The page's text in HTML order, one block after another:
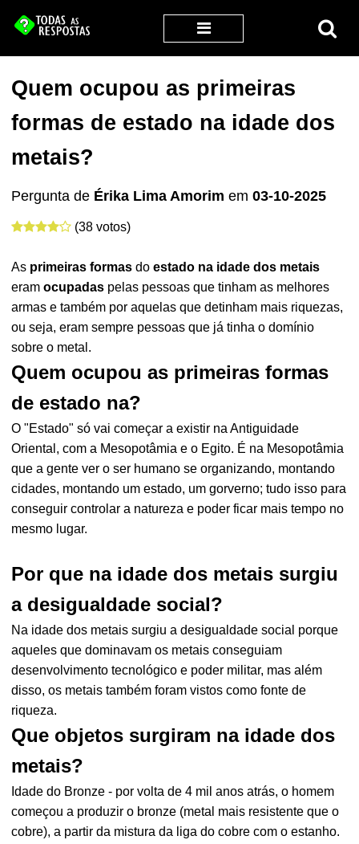
Quem ocupou as primeiras
formas de estado na idade dos
metais?
Pergunta de Érika Lima Amorim em03-10-2025
(38 votos)
As primeiras formas doestado na idade dos metais
eramocupadas pelas pessoas que tinham as melhores
armas e também por aquelas que detinham mais riquezas,
ou seja, eram sempre pessoas que já tinha o domínio
sobre o metal.
Quem ocupou as primeiras formas
de estado na?
O "Estado" só vai começar a existir na Antiguidade
Oriental, com a Mesopotâmia e o Egito. É na Mesopotâmia
que a gente ver o ser humano se organizando, montando
cidades, montando um estado, um gorverno; tudo isso para
conseguir controlar a natureza e poder ficar mais tempo no
mesmo lugar.
Por que na idade dos metais surgiu
a desigualdade social?
Na idade dos metais surgiu a desigualdade social porque
aqueles que dominavam os metais conseguiam
desenvolvimento tecnológico e poder militar, mas além
disso, os metais também foram vistos como fonte de
riqueza.
Que objetos surgiram na idade dos
metais?
Idade do Bronze - por volta de 4 mil anos atrás, o homem
começou a produzir o bronze (metal mais resistente que o
cobre), a partir da mistura da liga do cobre com o estanho.